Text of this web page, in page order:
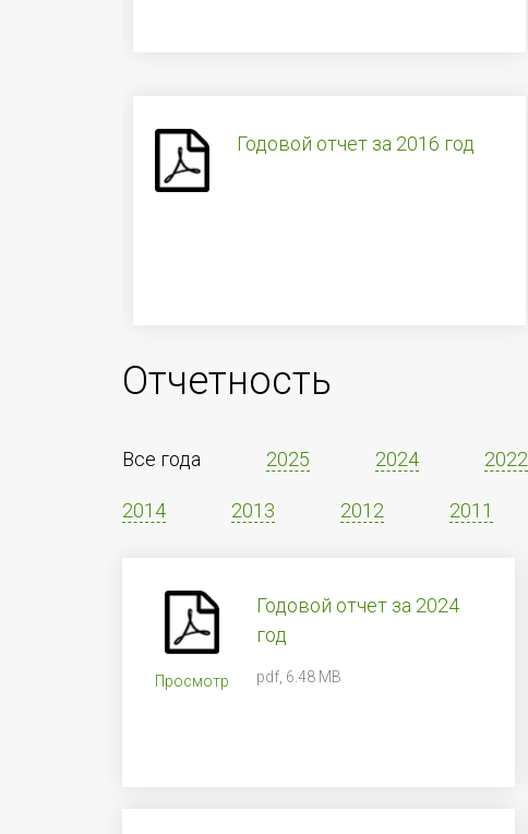
Годовой отчет за 2016 год
Отчетность
Все года 2025 2024 2022
2014 2013 2012 2011
Просмотр
Годовой отчет за 2024
год
pdf, 6.48 MB